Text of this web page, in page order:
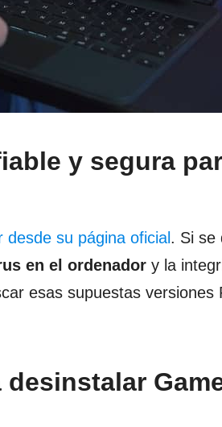
y segura
su página oficial . Si se
en el ordenador y la
esas supuestas